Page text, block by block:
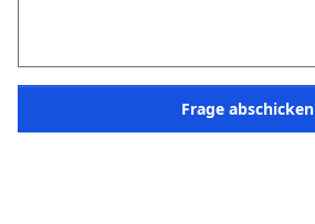
Frage abschicken